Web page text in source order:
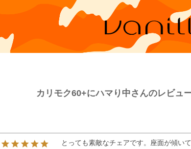
カリモク60+にハマり中さんのレビュ
とっても素敵なチェアです。座面が傾い